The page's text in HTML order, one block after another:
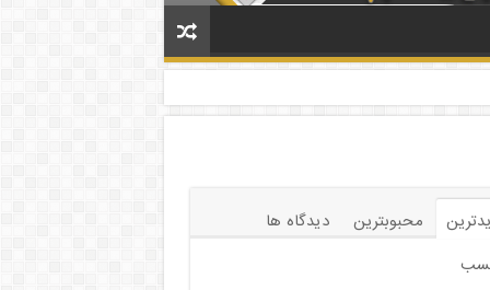
محبوبترین
دیدگاه ها